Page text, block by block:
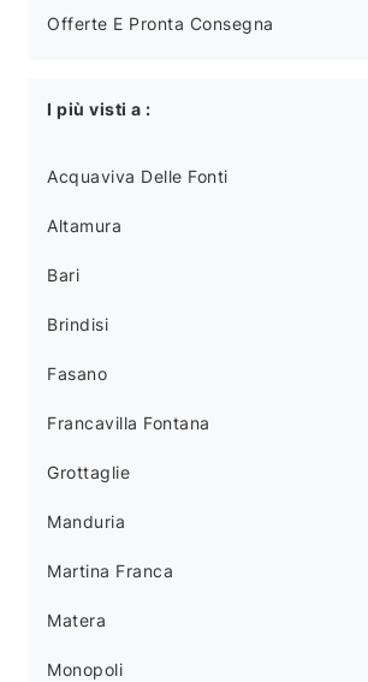
Offerte E Pronta Consegna
I più visti a :
Acquaviva Delle Fonti
Altamura
Bari
Brindisi
Fasano
Francavilla Fontana
Grottaglie
Manduria
Martina Franca
Matera
Monopoli